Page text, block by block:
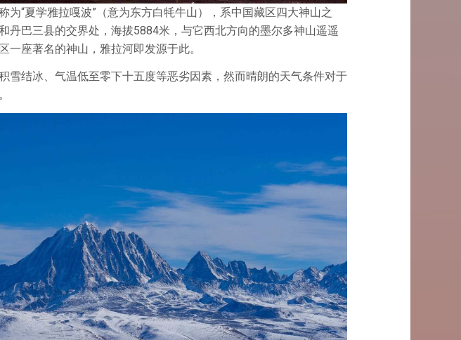
为“夏学雅拉嘎波”（意为东方白牦牛山），系中国藏区四大神山之
丹巴三县的交界处，海拔5884米，与它西北方向的墨尔多神山遥遥
一座著名的神山，雅拉河即发源于此。
雪结冰、气温低至零下十五度等恶劣因素，然而晴朗的天气条件对于